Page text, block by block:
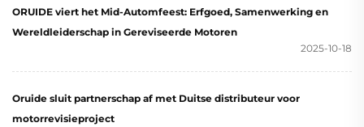
ORUIDE viert het Mid-Automfeest: Erfgoed, Samenwerking en
Wereldleiderschap in Gereviseerde Motoren
2025-10-18
Oruide sluit partnerschap af met Duitse distributeur voor
motorrevisieproject